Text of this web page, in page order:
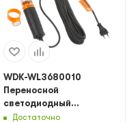
WDK-WL3680010
Переносной
светодиодный
светильник, 36 В,
Достаточно